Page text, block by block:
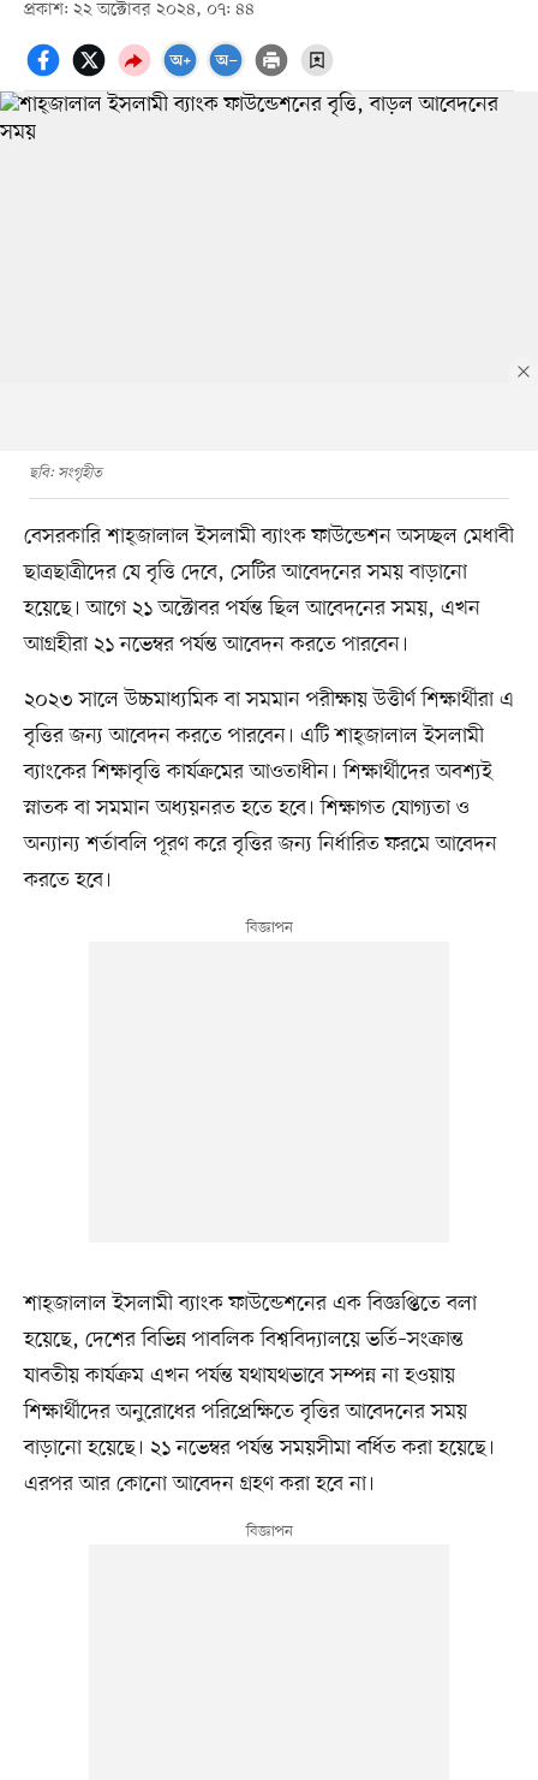
প্রকাশ: ২২ অক্টোবর ২০২৪, ০৭: ৪৪
ছবি: সংগৃহীত
বেসরকারি শাহ্জালাল ইসলামী ব্যাংক ফাউন্ডেশন অসচ্ছল মেধাবী
ছাত্রছাত্রীদের যে বৃত্তি দেবে, সেটির আবেদনের সময় বাড়ানো
হয়েছে। আগে ২১ অক্টোবর পর্যন্ত ছিল আবেদনের সময়, এখন
আগ্রহীরা ২১ নভেম্বর পর্যন্ত আবেদন করতে পারবেন।
২০২৩ সালে উচ্চমাধ্যমিক বা সমমান পরীক্ষায় উত্তীর্ণ শিক্ষার্থীরা এ
বৃত্তির জন্য আবেদন করতে পারবেন। এটি শাহ্জালাল ইসলামী
ব্যাংকের শিক্ষাবৃত্তি কার্যক্রমের আওতাধীন। শিক্ষার্থীদের অবশ্যই
স্নাতক বা সমমান অধ্যয়নরত হতে হবে। শিক্ষাগত যোগ্যতা ও
অন্যান্য শর্তাবলি পূরণ করে বৃত্তির জন্য নির্ধারিত ফরমে আবেদন
করতে হবে।
শাহ্জালাল ইসলামী ব্যাংক ফাউন্ডেশনের এক বিজ্ঞপ্তিতে বলা
হয়েছে, দেশের বিভিন্ন পাবলিক বিশ্ববিদ্যালয়ে ভর্তি–সংক্রান্ত
যাবতীয় কার্যক্রম এখন পর্যন্ত যথাযথভাবে সম্পন্ন না হওয়ায়
শিক্ষার্থীদের অনুরোধের পরিপ্রেক্ষিতে বৃত্তির আবেদনের সময়
বাড়ানো হয়েছে। ২১ নভেম্বর পর্যন্ত সময়সীমা বর্ধিত করা হয়েছে।
এরপর আর কোনো আবেদন গ্রহণ করা হবে না।